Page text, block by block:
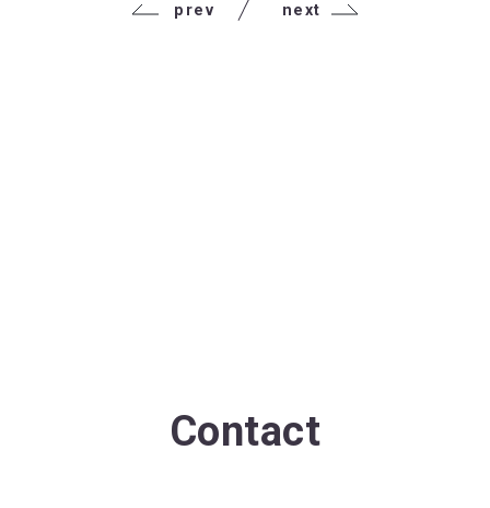
prev next
Contact